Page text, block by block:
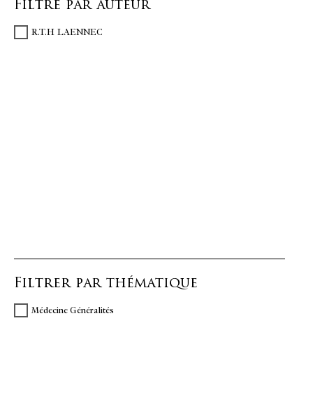
Filtre par auteur
R.T.H LAENNEC
Filtrer par thématique
Médecine Généralités